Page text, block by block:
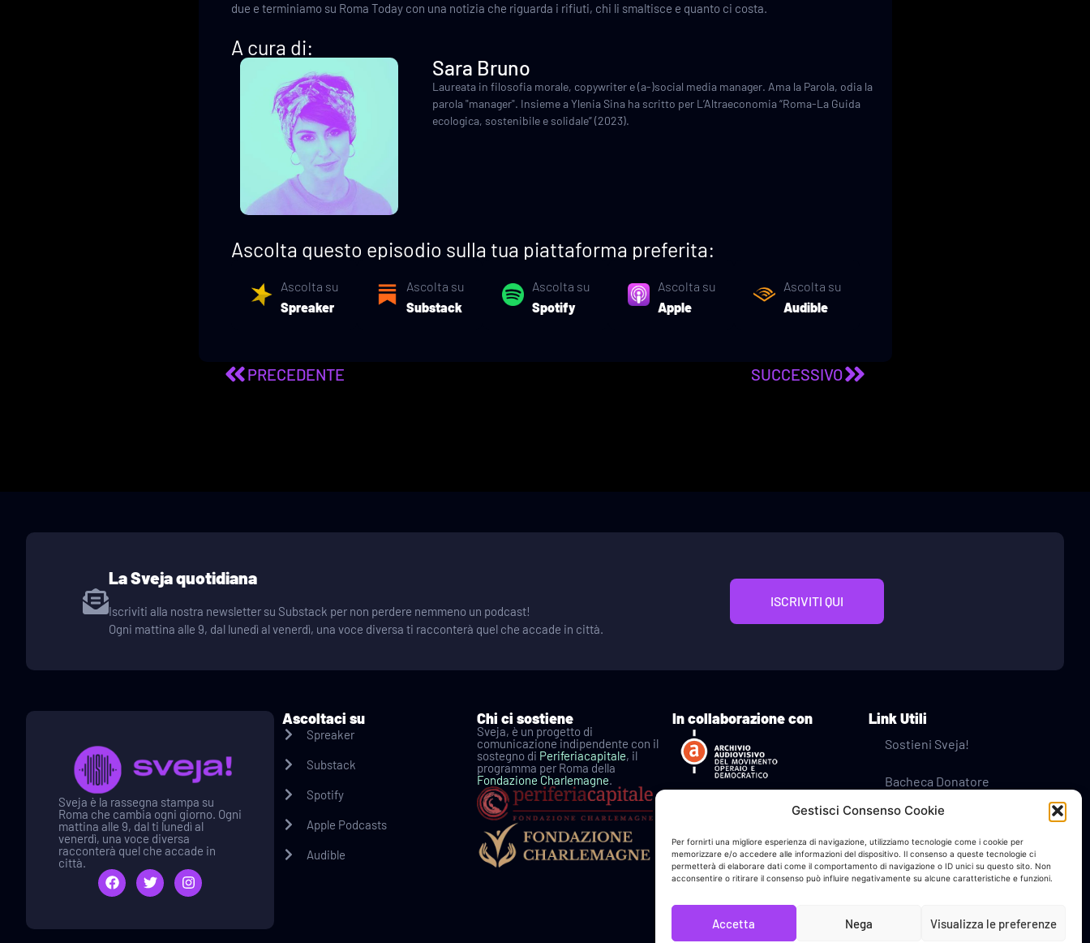
Gestisci Consenso Cookie
Per fornirti una migliore esperienza di navigazione, utilizziamo tecnologie come i cookie per
memorizzare e/o accedere alle informazioni del dispositivo. Il consenso a queste tecnologie ci
permetterà di elaborare dati come il comportamento di navigazione o ID unici su questo sito. Non
acconsentire o ritirare il consenso può influire negativamente su alcune caratteristiche e funzioni.
Accetta Nega Visualizza le preferenze
due e terminiamo su Roma Today con una notizia che riguarda i rifiuti, chi li smaltisce e quanto ci costa.
A cura di:
Sara Bruno
Laureata in filosofia morale, copywriter e (a-)social media manager. Ama la Parola, odia la
parola "manager". Insieme a Ylenia Sina ha scritto per L’Altraeconomia “Roma-La Guida
ecologica, sostenibile e solidale” (2023).
Ascolta questo episodio sulla tua piattaforma preferita:
Ascolta su
Spreaker
Ascolta su
Substack
Ascolta su
Spotify
Ascolta su
Apple
Ascolta su
Audible
PRECEDENTE SUCCESSIVO
La Sveja quotidiana
Iscriviti alla nostra newsletter su Substack per non perdere nemmeno un podcast!
Ogni mattina alle 9, dal lunedì al venerdì, una voce diversa ti racconterà quel che accade in città.
ISCRIVITI QUI
Sveja è la rassegna stampa su
Roma che cambia ogni giorno. Ogni
mattina alle 9, dal ti lunedì al
venerdì, una voce diversa
racconterà quel che accade in
città.
Ascoltaci su
Spreaker
Substack
Spotify
Apple Podcasts
Audible
Chi ci sostiene
Sveja, è un progetto di
comunicazione indipendente con il
sostegno di Periferiacapitale, il
programma per Roma della
Fondazione Charlemagne.
In collaborazione con Link Utili
Sostieni Sveja!
Bacheca Donatore
Contatti
Privacy Policy